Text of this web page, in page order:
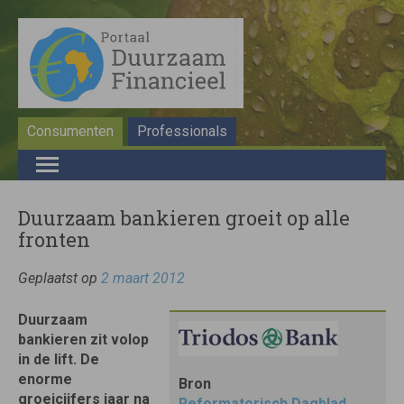
Consumenten Professionals
Duurzaam bankieren groeit op alle
fronten
Geplaatst op 2 maart 2012
Bron
Duurzaam
bankieren zit volop
in de lift. De
enorme
groeicijfers jaar na